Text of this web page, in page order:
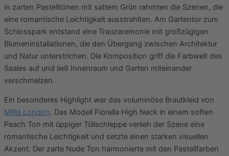
in zarten Pastelltönen mit sattem Grün rahmten die Szenen, die
eine romantische Leichtigkeit ausstrahlten. Am Gartentor zum
Schlosspark entstand eine Trauzeremonie mit großzügigen
Blumeninstallationen, die den Übergang zwischen Architektur
und Natur unterstrichen. Die Komposition griff die Farbwelt des
Saales auf und ließ Innenraum und Garten miteinander
verschmelzen.
Ein besonderes Highlight war das voluminöse Brautkleid von
Millia London. Das Modell Fiorella High Neck in einem soften
Peach Ton mit üppiger Tüllschleppe verlieh der Szene eine
romantische Leichtigkeit und setzte einen starken visuellen
Akzent. Der zarte Nude Ton harmonierte mit den Pastellfarben